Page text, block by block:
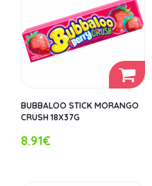
BUBBALOO STICK MORANGO
CRUSH 18X37G
8.91€